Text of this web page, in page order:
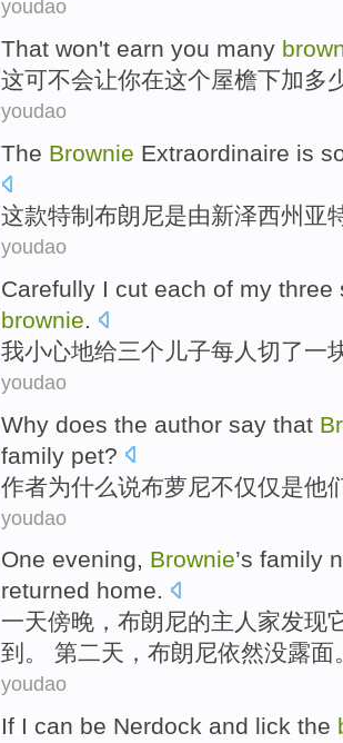
youdao
That won't earn you many
这可不会让你在这个屋檐下加多
youdao
The Brownie Extraordinaire is
这款特制布朗尼是由新泽西州 亚
youdao
Carefully I cut each of my three
brownie.
我小心地给三个 儿子每人 切了一
youdao
Why does the author say that
family pet?
作者为什么说布萝尼不仅仅是他
youdao
One evening, Brownie’s family
returned home.
一天傍晚 ， 布朗尼的主人家发现
到。 第二天，布朗尼依然没露面
youdao
If I can be Nerdock and lick the